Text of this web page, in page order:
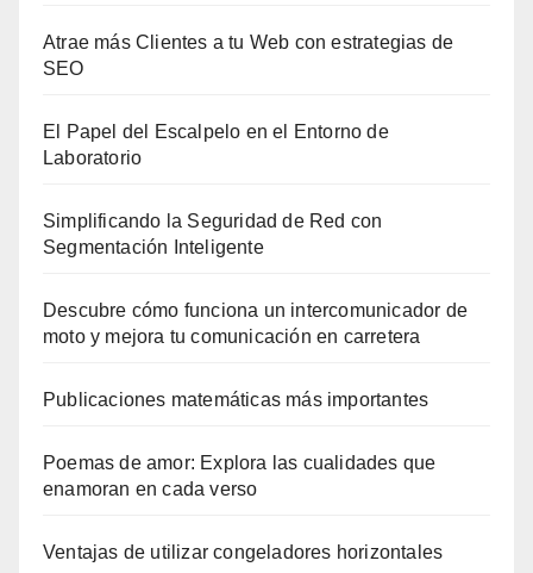
Atrae más Clientes a tu Web con estrategias de
SEO
El Papel del Escalpelo en el Entorno de
Laboratorio
Simplificando la Seguridad de Red con
Segmentación Inteligente
Descubre cómo funciona un intercomunicador de
moto y mejora tu comunicación en carretera
Publicaciones matemáticas más importantes
Poemas de amor: Explora las cualidades que
enamoran en cada verso
Ventajas de utilizar congeladores horizontales